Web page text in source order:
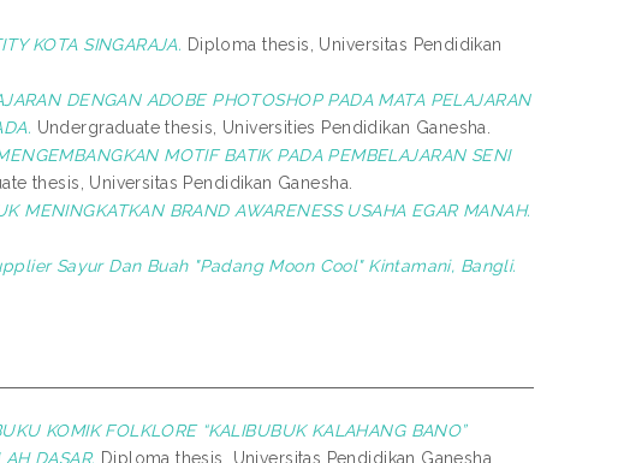
KOTA SINGARAJA. Diploma thesis, Universitas Pendidikan
DENGAN ADOBE PHOTOSHOP PADA MATA PELAJARAN
Undergraduate thesis, Universities Pendidikan Ganesha.
MOTIF BATIK PADA PEMBELAJARAN SENI
thesis, Universitas Pendidikan Ganesha.
MENINGKATKAN BRAND AWARENESS USAHA EGAR MANAH.
Sayur Dan Buah "Padang Moon Cool" Kintamani, Bangli.
KOMIK FOLKLORE “KALIBUBUK KALAHANG BANO”
DASAR. Diploma thesis, Universitas Pendidikan Ganesha.